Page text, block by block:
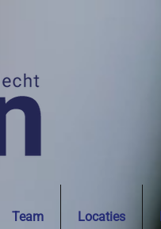
Team Locaties